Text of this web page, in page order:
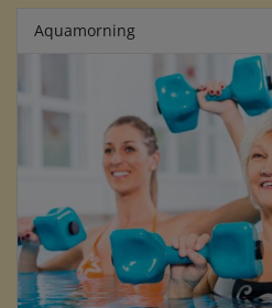
Aquamorning